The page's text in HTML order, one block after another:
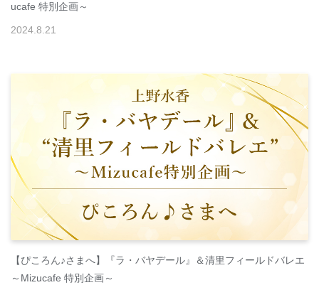
ucafe 特別企画～
2024 8 21
【ぴころん♪さまへ】『ラ・バヤデール』＆清里フィールドバレエ
～Mizucafe 特別企画～